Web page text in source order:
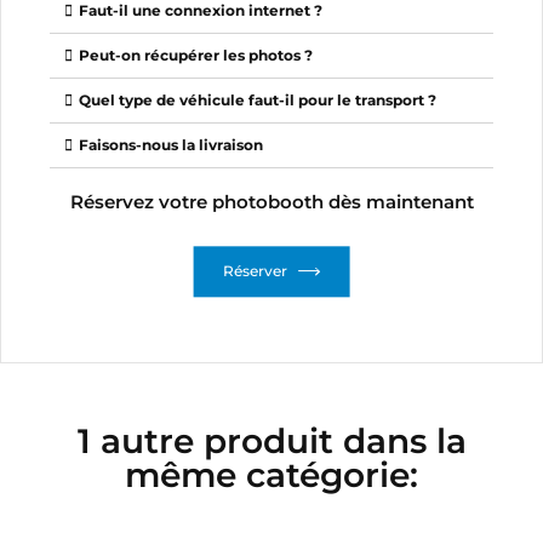
Faut-il une connexion internet ?
Peut-on récupérer les photos ?
Quel type de véhicule faut-il pour le transport ?
Faisons-nous la livraison
Réservez votre photobooth dès maintenant
Réserver
1 autre produit dans la
même catégorie: